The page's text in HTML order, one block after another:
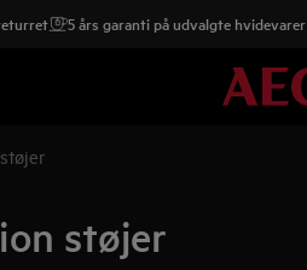
5 års garanti på udvalgte hvidevarer
støjer